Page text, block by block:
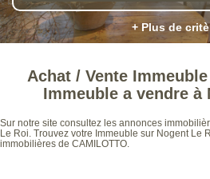
+ Plus de
Achat / Vente
Immeuble a vendre à
Sur notre site consultez les annonces
Le Roi. Trouvez votre Immeuble sur Nogent Le
immobilières de CAMILOTTO.